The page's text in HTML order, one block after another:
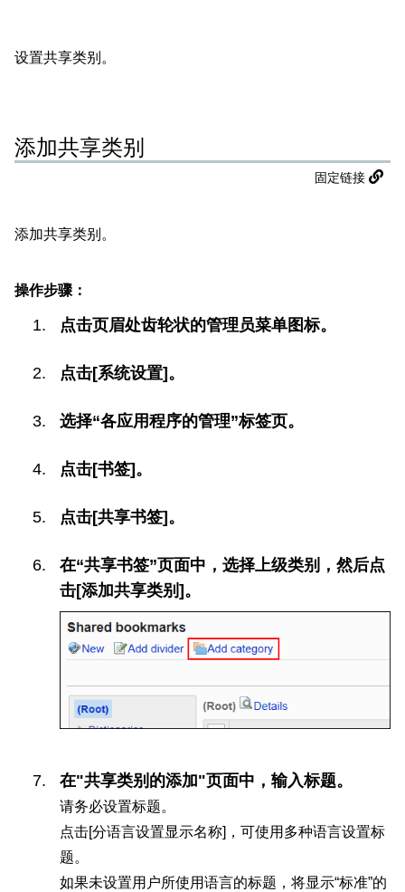
设置共享类别。
添加共享类别
固定链接
添加共享类别。
操作步骤：
点击页眉处齿轮状的管理员菜单图标。
点击[系统设置]。
选择“各应用程序的管理”标签页。
点击[书签]。
点击[共享书签]。
在“共享书签”页面中，选择上级类别，然后点
击[添加共享类别]。
在"共享类别的添加"页面中，输入标题。
请务必设置标题。
点击[分语言设置显示名称]，可使用多种语言设置标
题。
如果未设置用户所使用语言的标题，将显示“标准”的